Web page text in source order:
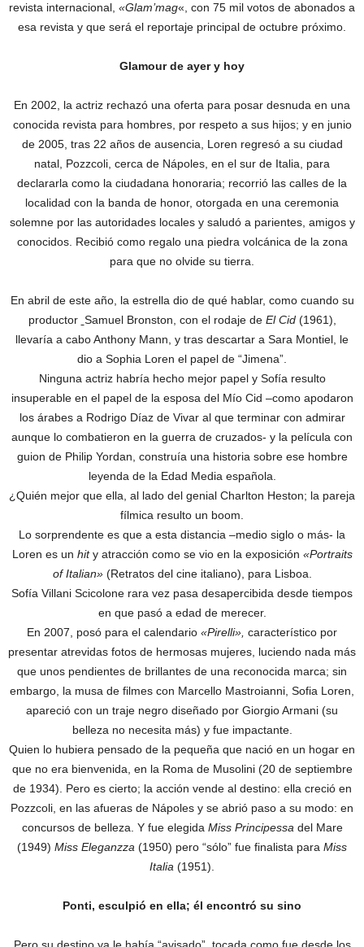
revista internacional, «Glam’mag«, con 75 mil votos de abonados a
esa revista y que será el reportaje principal de octubre próximo.
Glamour de ayer y hoy
En 2002, la actriz rechazó una oferta para posar desnuda en una
conocida revista para hombres, por respeto a sus hijos; y en junio
de 2005, tras 22 años de ausencia, Loren regresó a su ciudad
natal, Pozzcoli, cerca de Nápoles, en el sur de Italia, para
declararla como la ciudadana honoraria; recorrió las calles de la
localidad con la banda de honor, otorgada en una ceremonia
solemne por las autoridades locales y saludó a parientes, amigos y
conocidos. Recibió como regalo una piedra volcánica de la zona
para que no olvide su tierra.
En abril de este año, la estrella dio de qué hablar, como cuando su
productor Samuel Bronston, con el rodaje de El Cid(1961),
llevaría a cabo Anthony Mann, y tras descartar a Sara Montiel, le
dio a Sophia Loren el papel de “Jimena”.
Ninguna actriz habría hecho mejor papel y Sofía resulto
insuperable en el papel de la esposa del Mío Cid –como apodaron
los árabes a Rodrigo Díaz de Vivar al que terminar con admirar
aunque lo combatieron en la guerra de cruzados- y la película con
guion de Philip Yordan, construía una historia sobre ese hombre
leyenda de la Edad Media española.
¿Quién mejor que ella, al lado del genial Charlton Heston; la pareja
fílmica resulto un boom.
Lo sorprendente es que a esta distancia –medio siglo o más- la
Loren es un hity atracción como se vio en la exposición «Portraits
of Italian»(Retratos del cine italiano), para Lisboa.
Sofía Villani Scicolone rara vez pasa desapercibida desde tiempos
en que pasó a edad de merecer.
En 2007, posó para el calendario «Pirelli», característico por
presentar atrevidas fotos de hermosas mujeres, luciendo nada más
que unos pendientes de brillantes de una reconocida marca; sin
embargo, la musa de filmes con Marcello Mastroianni, Sofia Loren,
apareció con un traje negro diseñado por Giorgio Armani (su
belleza no necesita más) y fue impactante.
Quien lo hubiera pensado de la pequeña que nació en un hogar en
que no era bienvenida, en la Roma de Musolini (20 de septiembre
de 1934). Pero es cierto; la acción vende al destino: ella creció en
Pozzcoli, en las afueras de Nápoles y se abrió paso a su modo: en
concursos de belleza. Y fue elegida Miss Principessa del Mare
(1949) Miss Eleganzza (1950) pero “sólo” fue finalista para Miss
Italia (1951).
Ponti, esculpió en ella; él encontró su sino